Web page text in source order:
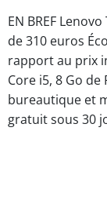
EN BREF
de 310 euros
rapport au prix
Core i5, 8 Go de
bureautique et
gratuit sous 30